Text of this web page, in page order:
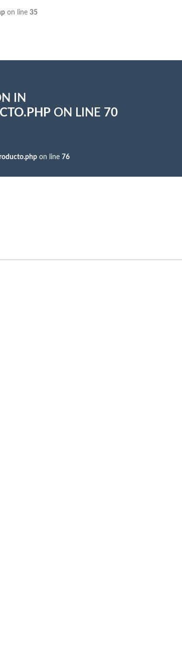
on line 35
IN
ON LINE 70
on line 76